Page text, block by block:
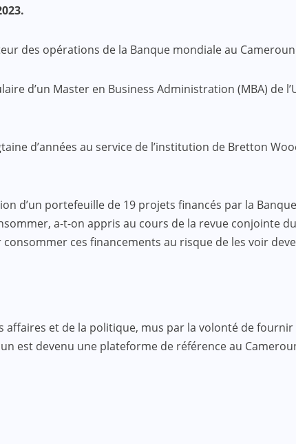
des opérations de la Banque mondiale au
d’un Master en Business Administration (MBA) de
d’années au service de l’institution de Bretton
d’un portefeuille de 19 projets financés par la
a-t-on appris au cours de la revue conjointe
ces financements au risque de les voir
affaires et de la politique, mus par la volonté de
est devenu une plateforme de référence au